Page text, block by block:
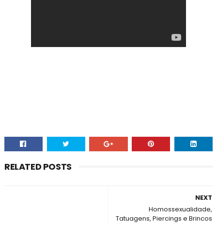
RELATED POSTS
NEXT
Homossexualidade,
Tatuagens, Piercings e Brincos